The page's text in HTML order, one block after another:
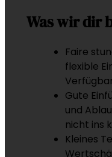
Was wir dir
Faire
flexible
Gute
und
nicht ins
Kleines